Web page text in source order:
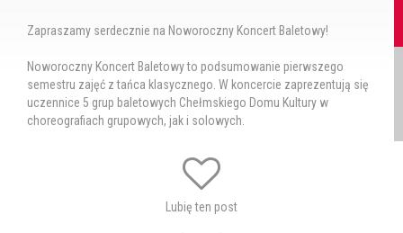
Zapraszamy serdecznie na Noworoczny Koncert Baletowy!
Noworoczny Koncert Baletowy to podsumowanie pierwszego
semestru zajęć z tańca klasycznego. W koncercie zaprezentują się
uczennice 5 grup baletowych Chełmskiego Domu Kultury w
choreografiach grupowych, jak i solowych.
Przygotowanie: Agata Grabałowska
Lubię ten post